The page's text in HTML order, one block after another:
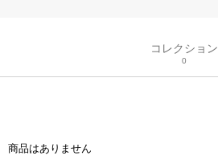
コレクション
0
商品はありません